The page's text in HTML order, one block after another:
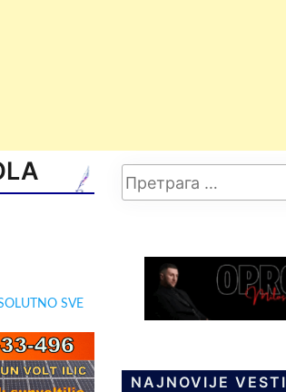
SVE
NAJNOVIJE VESTI